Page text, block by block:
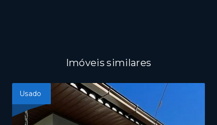
Imóveis similares
Usado